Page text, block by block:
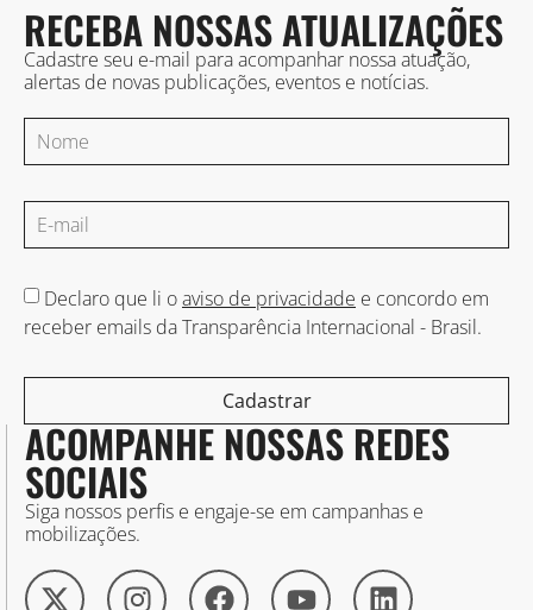
RECEBA NOSSAS ATUALIZAÇÕES
Cadastre seu e-mail para acompanhar nossa atuação,
alertas de novas publicações, eventos e notícias.
Declaro que li oaviso de privacidade e concordo em
receber emails da Transparência Internacional - Brasil.
Cadastrar
ACOMPANHE NOSSAS REDES
SOCIAIS
Siga nossos perfis e engaje-se em campanhas e
mobilizações.